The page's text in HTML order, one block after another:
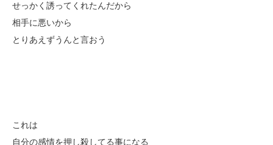
せっかく誘ってくれたんだから
相手に悪いから
とりあえずうんと言おう
これは
自分の感情を押し殺してる事になる